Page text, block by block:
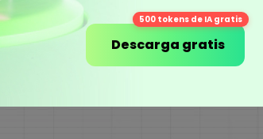
500 tokens de IA gratis
Descarga gratis